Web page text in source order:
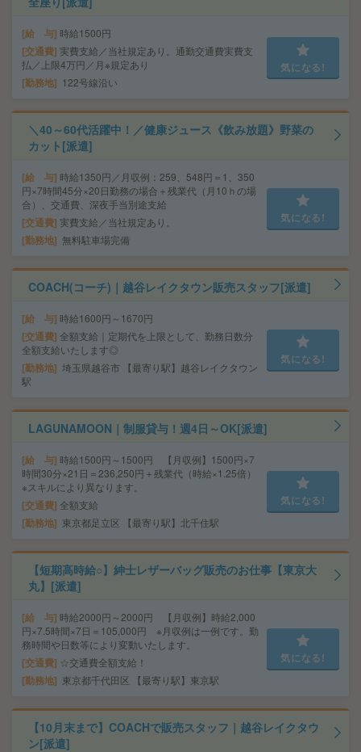
給 与 時給1500円
交通費 実費支給／当社規定あり。通勤交通費実費支
払／上限4万円／月※規定あり
勤務地 122号線沿い
気になる!
＼40～60代活躍中！／健康ジュース《飲み放題》野菜の
カット[派遣]
給 与 時給1350円／月収例：259、548円＝1、350
円×7時間45分×20日勤務の場合＋残業代（月10ｈの場
合）、交通費、深夜手当別途支給
交通費 実費支給／当社規定あり。
勤務地 無料駐車場完備
気になる!
COACH(コーチ)｜越谷レイクタウン販売スタッフ[派遣]
給 与 時給1600円～1670円
交通費 全額支給｜定期代を上限として、勤務日数分
全額支給いたします◎
勤務地 埼玉県越谷市 【最寄り駅】越谷レイクタウン
駅
気になる!
LAGUNAMOON｜制服貸与！週4日～OK[派遣]
給 与 時給1500円～1500円 【月収例】1500円×7
時間30分×21日＝236,250円＋残業代（時給×1.25倍）
※スキルにより異なります。
交通費 全額支給
勤務地 東京都足立区 【最寄り駅】北千住駅
気になる!
【短期高時給○】紳士レザーバッグ販売のお仕事【東京大
丸】[派遣]
給 与 時給2000円～2000円 【月収例】時給2,000
円×7.5時間×7日＝105,000円 ※月収例は一例です。勤
務時間や日数等により変動いたします。
交通費 ☆交通費全額支給！
勤務地 東京都千代田区 【最寄り駅】東京駅
気になる!
【10月末まで】COACHで販売スタッフ｜越谷レイクタウ
ン[派遣]